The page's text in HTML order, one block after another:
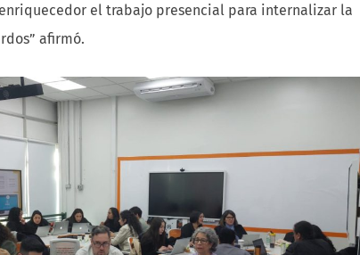
el trabajo presencial para internalizar la
afirmó.